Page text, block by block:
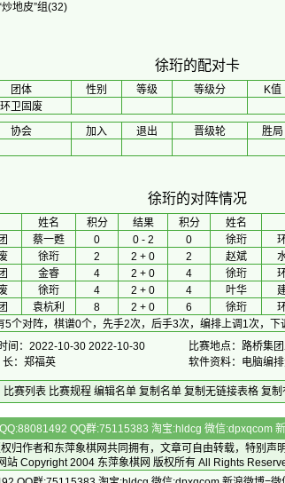
地皮”组(32)
徐珩的配对卡
团体 性别 等级 等级分 K值
环卫固废
协会 加入 退出 晋级轮 胜局
徐珩的对阵情况
姓名 积分 结果 积分 姓名
蔡一甦 0 0 - 2 0 徐珩
徐珩 2 2 + 0 2 赵斌
金睿 4 2 + 0 4 徐珩
徐珩 4 2 + 0 4 叶华
袁杭利 8 2 + 0 6 徐珩
5个对阵，棋谱0个，先手2次，后手3次，编排上调1次，
间：2022-10-30 2022-10-30 比赛地点：路桥集
长：郑福英 软件资料：电脑编
比赛列表 比赛规程 编辑名单 复制名单 复制无链接表格 复制
QQ群:75115383 淘宝:hldcg 微信:dpxqcom
归作者和 东萍象棋网共同拥有，文章可自由转载，特别声
站 Copyright 2004 东萍象棋网 版权所有 All Rights